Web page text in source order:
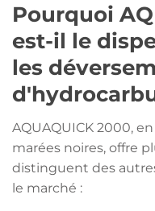
Pourquoi
est-il le
les
AQUAQUICK 2000,
marées noires, offre
distinguent des
le marché :